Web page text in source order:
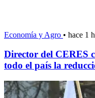
Economía y Agro • hace 1
Director del CERES
todo el país la